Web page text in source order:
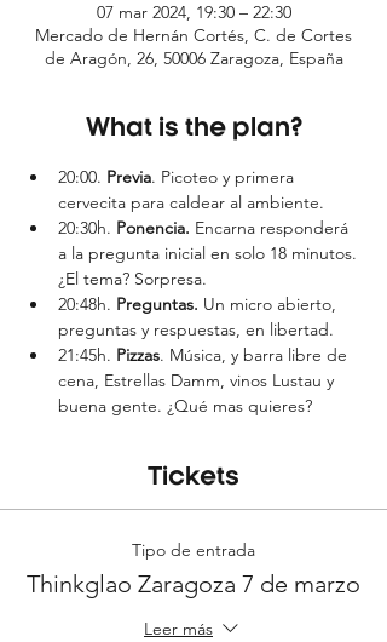
07 mar 2024, 19:30 – 22:30
Mercado de Hernán Cortés, C. de Cortes
de Aragón, 26, 50006 Zaragoza, España
What is the plan?
20:00. Previa. Picoteo y primera
cervecita para caldear al ambiente.
20:30h. Ponencia. Encarna responderá
a la pregunta inicial en solo 18 minutos.
¿El tema? Sorpresa.
20:48h. Preguntas. Un micro abierto,
preguntas y respuestas, en libertad.
21:45h. Pizzas. Música, y barra libre de
cena, Estrellas Damm, vinos Lustau y
buena gente. ¿Qué mas quieres?
Tickets
Tipo de entrada
Thinkglao Zaragoza 7 de marzo
Leer más